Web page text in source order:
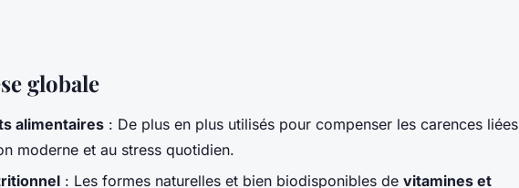
naturels pour
globale
alimentaires : De plus en plus utilisés pour compenser les carences liées
moderne et au stress quotidien.
: Les formes naturelles et bien biodisponibles de vitamines et